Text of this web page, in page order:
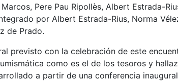
Pere Pau Ripollès, Albert Estrada-
por Albert Estrada-Rius, Norma
de Prado.
previsto con la celebración de este
como es el de los tesoros y
a partir de una conferencia